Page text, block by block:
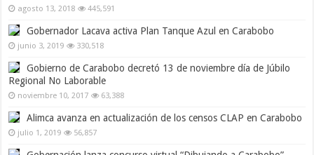
agosto 13, 2018 445,591
Gobernador Lacava activa Plan Tanque Azul en Carabobo
junio 3, 2019 330,518
Gobierno de Carabobo decretó 13 de noviembre día de Júbilo
Regional No Laborable
noviembre 10, 2017 63,388
Alimca avanza en actualización de los censos CLAP en Carabobo
julio 1, 2019 56,857